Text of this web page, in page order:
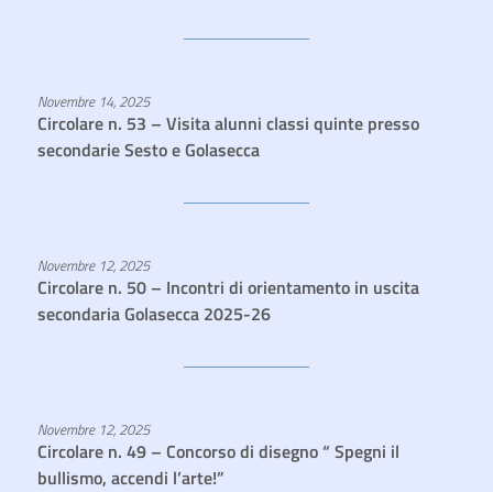
Novembre 14, 2025
Circolare n. 53 – Visita alunni classi quinte presso
secondarie Sesto e Golasecca
Novembre 12, 2025
Circolare n. 50 – Incontri di orientamento in uscita
secondaria Golasecca 2025-26
Novembre 12, 2025
Circolare n. 49 – Concorso di disegno “ Spegni il
bullismo, accendi l’arte!”